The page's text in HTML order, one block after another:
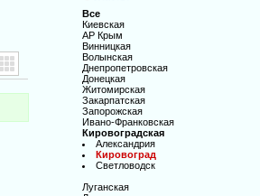
Все
Киевская
АР Крым
Винницкая
Волынская
Днепропетровская
Донецкая
Житомирская
Закарпатская
Запорожская
Ивано-Франковская
Кировоградская
Александрия
Кировоград
Светловодск
Луганская